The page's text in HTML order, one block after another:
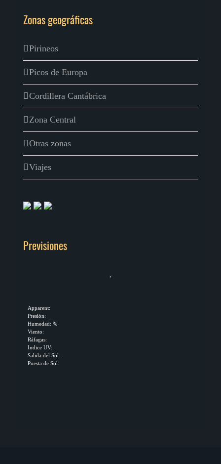
Zonas geográficas
Pirineos
Picos de Europa
Cordillera Cantábrica
Zona Central
Otras zonas
Viajes
Previsiones
Apparent:
Presión:
Humedad: %
Viento:
Ráfagas:
Indice UV:
Salida del Sol:
Puesta de Sol: